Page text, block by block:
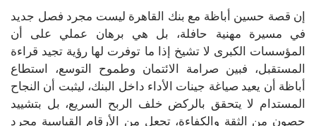
إن قصة حسين أباظة مع بنك القاهرة ليست مجرد فصل جديد
في مسيرة مهنية حافلة، بل هي برهان عملي على أن
المؤسسات الكبرى لا تشيخ إذا ما توفرت لها رؤية تجيد قراءة
المستقبل، فبين صرامة الائتمان وطموح التوسع، استطاع
أباظة أن يعيد صياغة جينات الأداء داخل البنك، ليثبت أن النجاح
المستدام لا يتحقق بالركض خلف الربح السريع، بل بتشييد
حصون من الثقة والكفاءة، تجعل من الأرقام القياسية مجرد